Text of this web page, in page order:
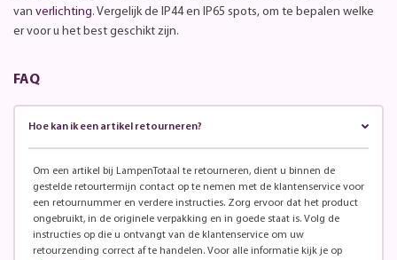
van verlichting. Vergelijk de IP44 en IP65 spots, om te bepalen welke
er voor u het best geschikt zijn.
FAQ
Hoe kan ik een artikel retourneren?
Om een artikel bij LampenTotaal te retourneren, dient u binnen de
gestelde retourtermijn contact op te nemen met de klantenservice voor
een retournummer en verdere instructies. Zorg ervoor dat het product
ongebruikt, in de originele verpakking en in goede staat is. Volg de
instructies op die u ontvangt van de klantenservice om uw
retourzending correct af te handelen. Voor alle informatie kijk je op